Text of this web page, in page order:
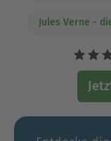
Jules Verne -